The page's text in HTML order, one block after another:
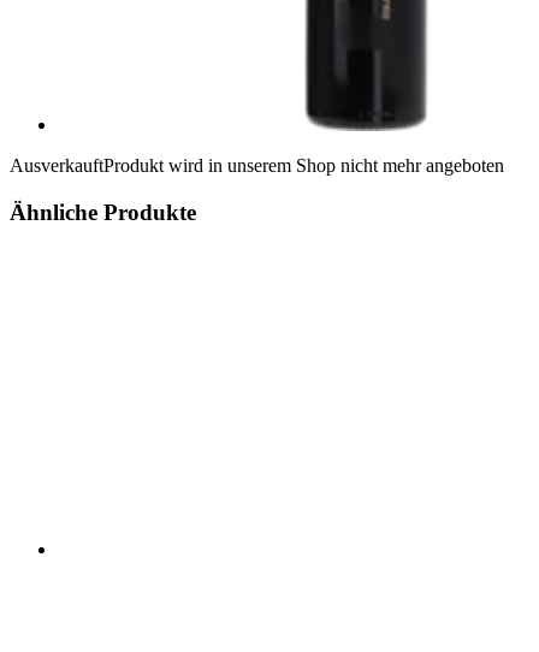
AusverkauftProdukt wird in unserem Shop nicht mehr angeboten
Ähnliche Produkte